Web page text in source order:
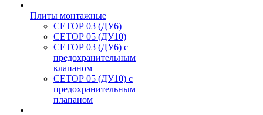
Плиты монтажные
CЕТОР 03 (ДУ6)
CЕТОР 05 (ДУ10)
CЕТОР 03 (ДУ6) с
предохранительным
клапаном
CЕТОР 05 (ДУ10) с
предохранительным
плапаном